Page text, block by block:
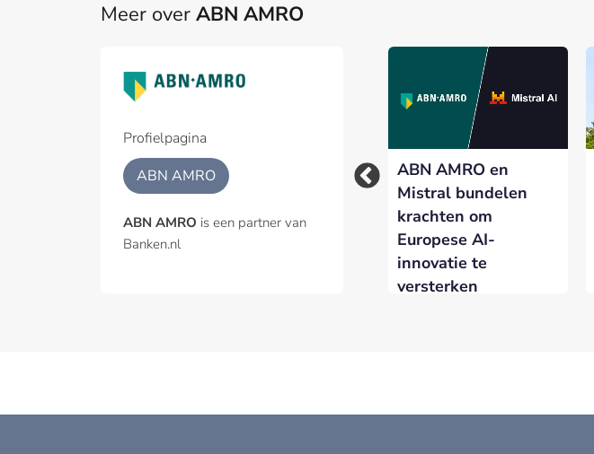
Meer over ABN AMRO
Profielpagina
ABN AMRO
ABN AMRO is een partner van
Banken.nl
Woningmarkt koelt
verder af nu hogere
BHF voor vijfde jaar
Broker
ABN AMRO en
Mistral bundelen
krachten om
Europese AI-
innovatie te
versterken